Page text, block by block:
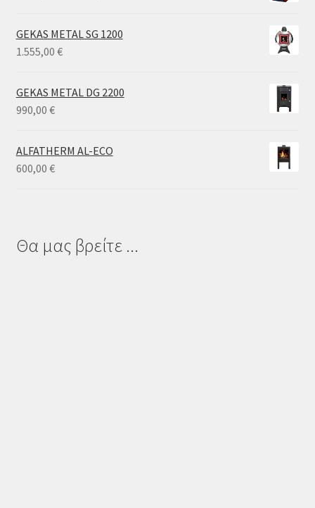
through
GEKAS METAL SG 1200
1.555,00 €
GEKAS METAL DG 2200
990,00 €
ALFATHERM AL-ECO
600,00 €
Θα μας βρείτε ...